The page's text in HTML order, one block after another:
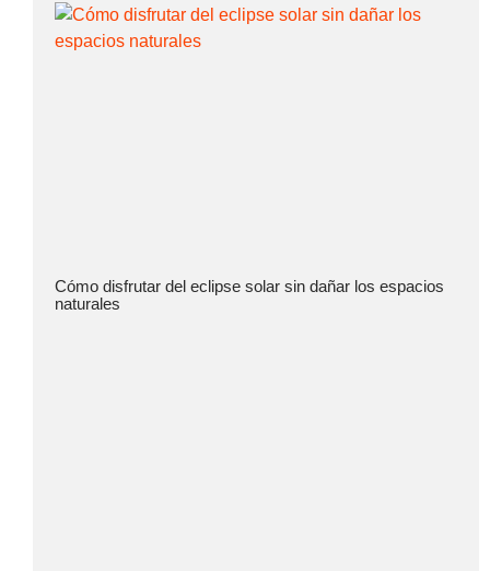
Cómo disfrutar del eclipse solar sin dañar los espacios
naturales